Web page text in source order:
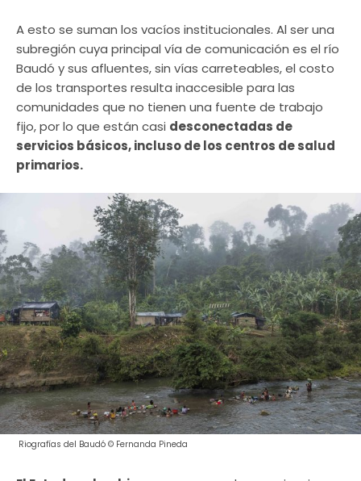
A esto se suman los vacíos institucionales. Al ser una
subregión cuya principal vía de comunicación es el río
Baudó y sus afluentes, sin vías carreteables, el costo
de los transportes resulta inaccesible para las
comunidades que no tienen una fuente de trabajo
fijo, por lo que están casi desconectadas de
servicios básicos, incluso de los centros de salud
primarios.
Riografías del Baudó © Fernanda Pineda